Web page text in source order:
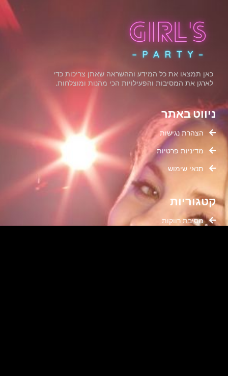
כאן תמצאו את כל המידע וההשראה שאתן צריכות כדי
לארגן את המסיבות והפעילויות הכי מהנות ומוצלחות.
ניווט באתר
הצהרת נגישות
מדיניות פרטיות
תנאי שימוש
קטגוריות
מסיבת רווקות